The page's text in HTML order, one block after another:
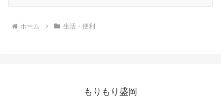
ホーム 生活・便利
もりもり盛岡